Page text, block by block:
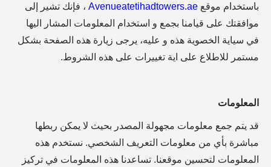
باستخدام موقع Avenueatetihadtowers.ae ، فإنك تشير إلى
موافقتك على قيامنا بجمع و استخدام المعلومات المشار اليها
في سياية الخصوية هذه و عليه، يرجى زيارة هذه الصفحة بشكل
مستمر للاطلاع على اية تغييرات على هذه الشروط.
المعلومات
قد يتم جمع معلومات مجهولة المصدر بحيث لا يمكن ربطها
مباشرة بأي من معلومات التعريف الشخصي. نستخدم هذه
المعلومات لتحسين موقعنا. تساعدنا هذه المعلومات في تركيز